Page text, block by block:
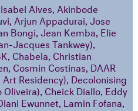
Alves, Akinbode
Arjun Appadurai, Jose
Bongi, Jean Kemba, Elie
Jacques Tankwey),
Chabela, Christian
Cosmin Costinas, DAAR
Residency), Decolonising
Cheick Diallo, Eddy
Ewunnet, Lamin Fofana,